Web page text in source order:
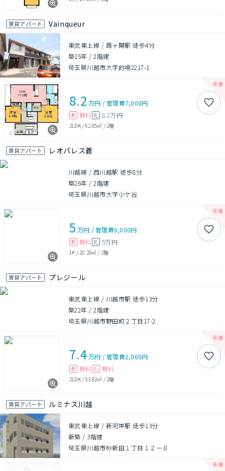
賃貸アパート Vainqueur
東武東上線 / 霞ヶ関駅 徒歩4分
築15年 /2階建
埼玉県川越市大字的場2217-1
8.2 万円 /管理費7,000円
敷 無料 礼 8.2万円
2LDK/62.85㎡ / 2階
賃貸アパート レオパレス蒼
川越線 / 西川越駅 徒歩8分
築26年 /2階建
埼玉県川越市大字小ケ谷
5 万円 /管理費6,000円
敷 無料 礼 5万円
1K / 20.28㎡ / 2階
賃貸アパート プレジール
東武東上線 / 川越市駅 徒歩13分
築22年 /2階建
埼玉県川越市野田町２丁目17-2
7.4万円 /管理費2,000円
敷 無料 礼 無料
2LDK/53.82㎡ / 2階
賃貸アパート ルミナス川越
東武東上線 / 新河岸駅 徒歩13分
新築 / 3階建
埼玉県川越市砂新田１丁目１２－８